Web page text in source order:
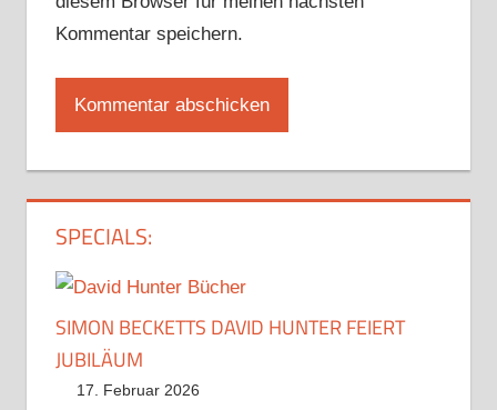
Kommentar speichern.
SPECIALS:
SIMON BECKETTS DAVID HUNTER FEIERT
JUBILÄUM
17. Februar 2026